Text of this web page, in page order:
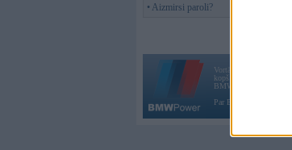
• Aizmirsi paroli?
Vortāls BMWPower.lv
kopš 2002. gada 14.
BMW AG.
Par BMWPower